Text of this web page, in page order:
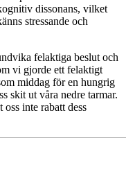
dissonans, vilket
stressande och
felaktiga beslut och
vi gjorde ett felaktigt
middag för en hungrig
skit ut våra nedre tarmar.
inte rabatt dess